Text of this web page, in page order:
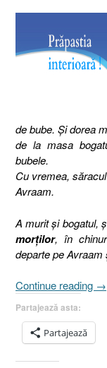
de bube. Şi dorea
de la masa
bubele.
Cu vremea,
Avraam.
A murit şi bogatul,
morţilor, în
departe pe
Continue reading →
Partajează asta:
Partajează